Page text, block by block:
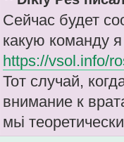
Сейчас будет
какую команду
https://vsol.info/
Тот случай,
внимание к
мьі